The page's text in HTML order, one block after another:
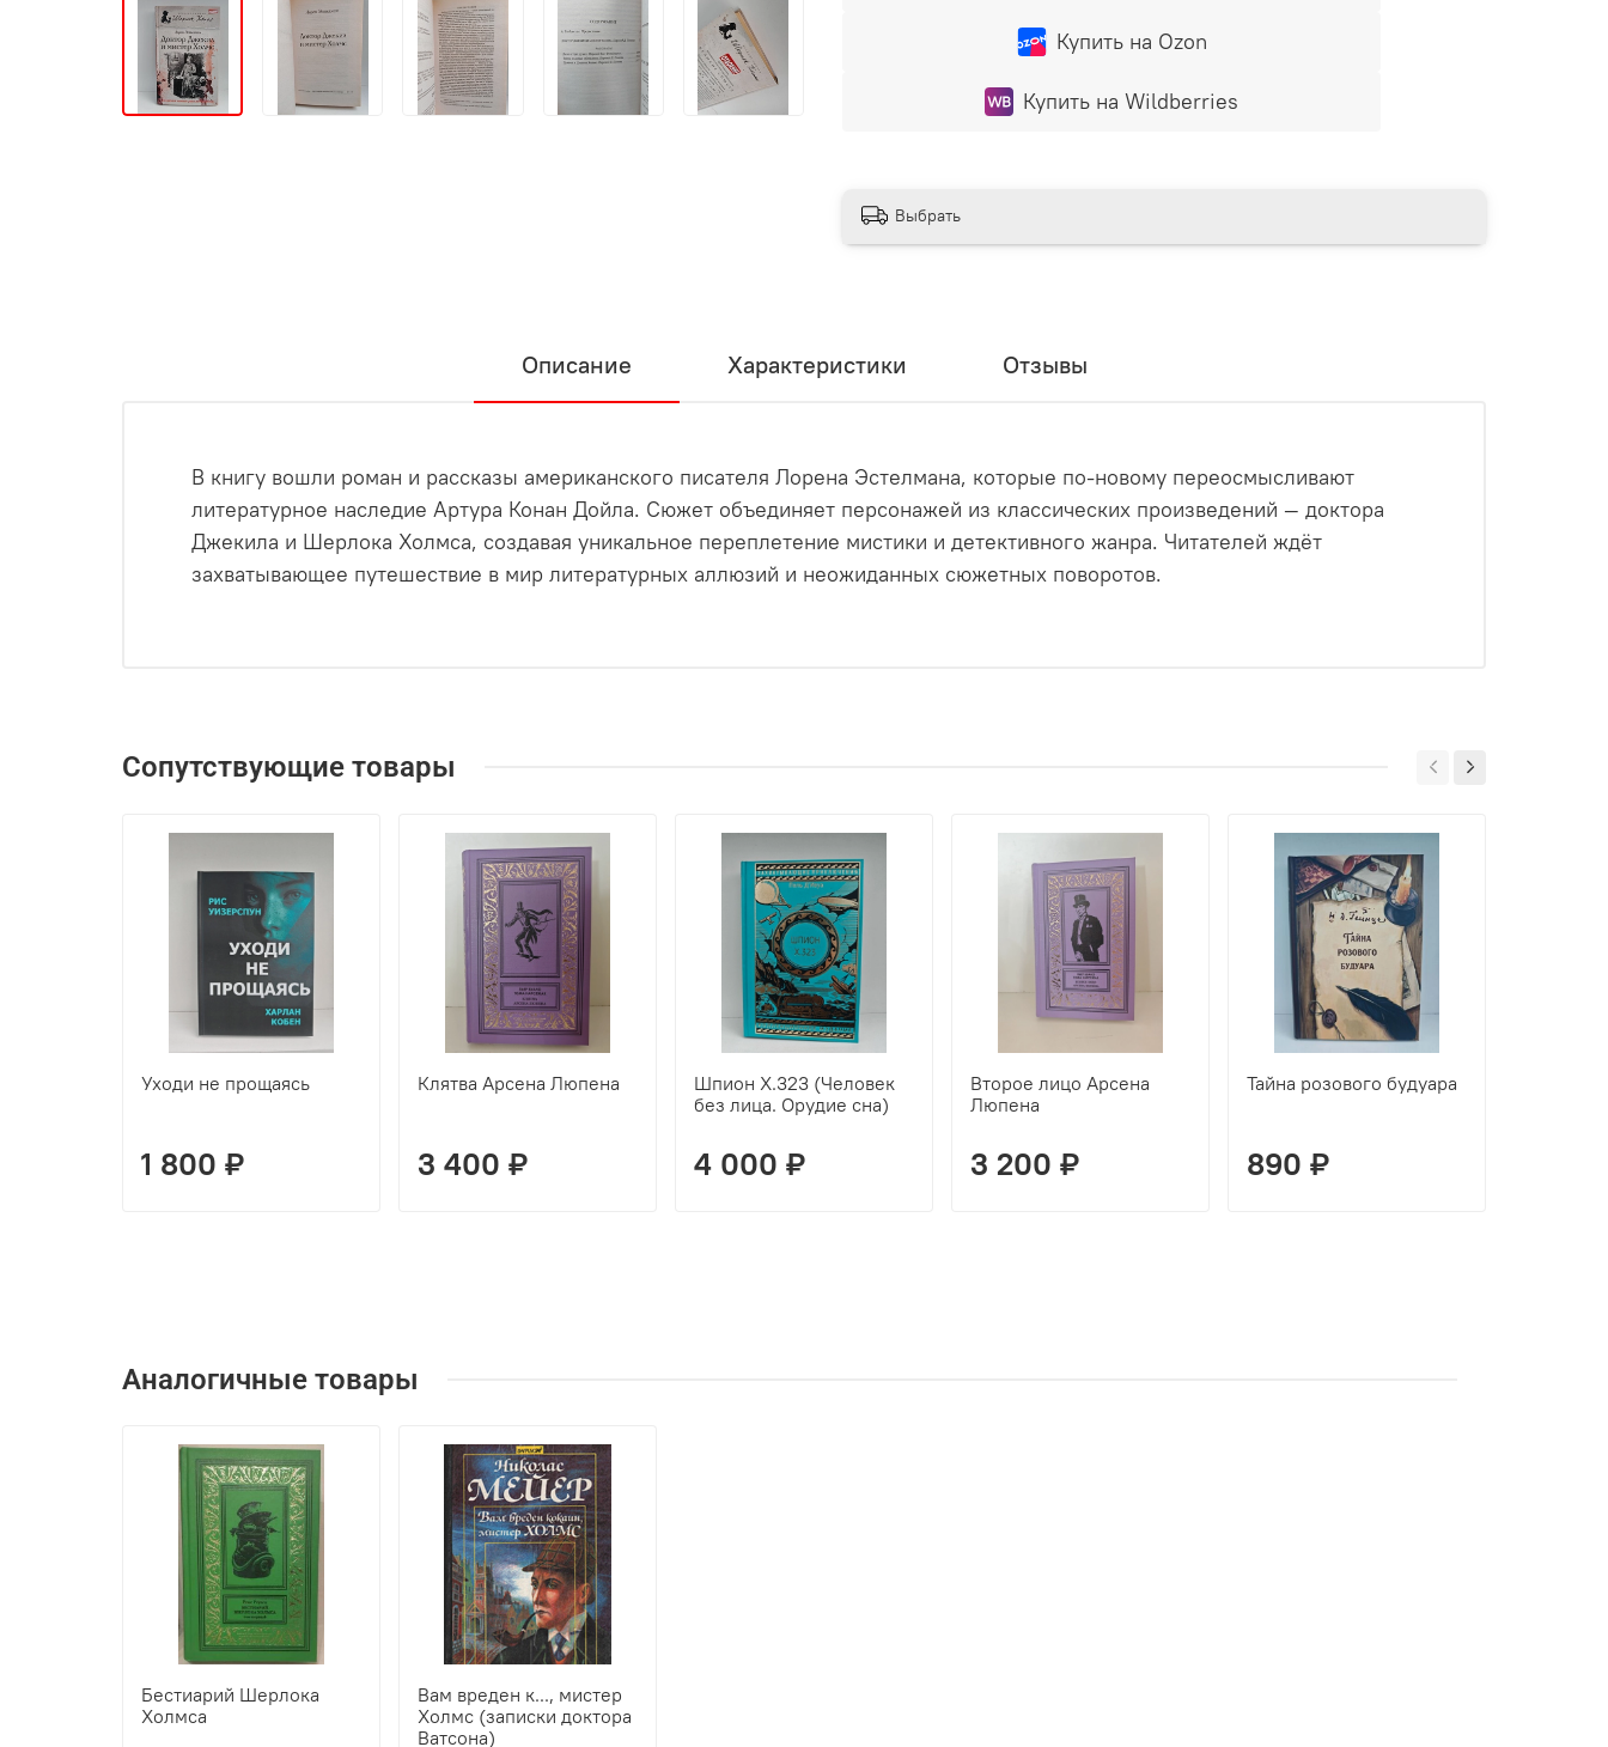
Купить на Ozon
Купить на Wildberries
Выбрать
Описание Характеристики Отзывы
В книгу вошли роман и рассказы американского писателя Лорена Эстелмана, которые по-новому переосмысливают
литературное наследие Артура Конан Дойла. Сюжет объединяет персонажей из классических произведений — доктора
Джекила и Шерлока Холмса, создавая уникальное переплетение мистики и детективного жанра. Читателей ждёт
захватывающее путешествие в мир литературных аллюзий и неожиданных сюжетных поворотов.
Сопутствующие товары
Уходи не прощаясь
1 800 ₽
Клятва Арсена Люпена
3 400 ₽
Шпион Х.323 (Человек
без лица. Орудие сна)
4 000 ₽
Второе лицо Арсена
Люпена
3 200 ₽
Тайна розового будуара
890 ₽
Аналогичные товары
Бестиарий Шерлока
Холмса
Вам вреден к..., мистер
Холмс (записки доктора
Ватсона)